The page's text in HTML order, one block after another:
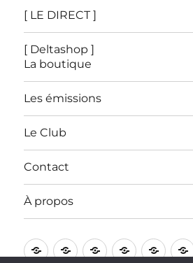
[ LE DIRECT ]
[ Deltashop ]
La boutique
Les émissions
Le Club
Contact
À propos
Accueil
[
[
Les
Le